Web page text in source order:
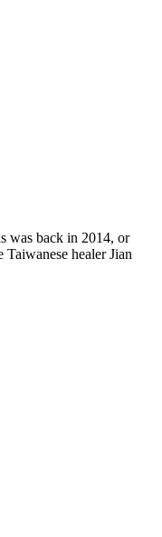
was back in 2014, or
healer Jian